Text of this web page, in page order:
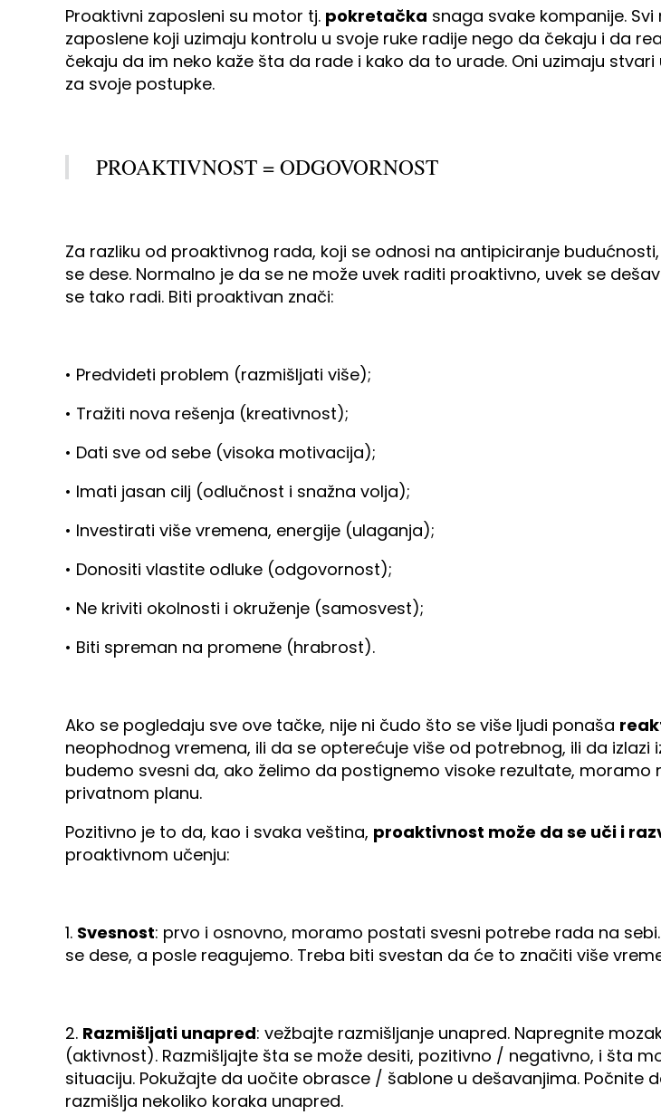
Proaktivni zaposleni su motor tj. pokretačka snaga svake kompanije.
zaposlene koji uzimaju kontrolu u svoje ruke radije nego da čekaju i da
čekaju da im neko kaže šta da rade i kako da to urade. Oni uzimaju
za svoje postupke.
PROAKTIVNOST = ODGOVORNOST
Za razliku od proaktivnog rada, koji se odnosi na antipiciranje
se dese. Normalno je da se ne može uvek raditi proaktivno, uvek se
se tako radi. Biti proaktivan znači:
• Predvideti problem (razmišljati više);
• Tražiti nova rešenja (kreativnost);
• Dati sve od sebe (visoka motivacija);
• Imati jasan cilj (odlučnost i snažna volja);
• Investirati više vremena, energije (ulaganja);
• Donositi vlastite odluke (odgovornost);
• Ne kriviti okolnosti i okruženje (samosvest);
• Biti spreman na promene (hrabrost).
Ako se pogledaju sve ove tačke, nije ni čudo što se više ljudi ponaša
neophodnog vremena, ili da se opterećuje više od potrebnog, ili da
budemo svesni da, ako želimo da postignemo visoke rezultate,
privatnom planu.
Pozitivno je to da, kao i svaka veština, proaktivnost može da se uči i
proaktivnom učenju:
1. Svesnost: prvo i osnovno, moramo postati svesni potrebe rada na
se dese, a posle reagujemo. Treba biti svestan da će to značiti više
2. Razmišljati unapred: vežbajte razmišljanje unapred. Napregnite
(aktivnost). Razmišljajte šta se može desiti, pozitivno / negativno, i šta
situaciju. Pokužajte da uočite obrasce / šablone u dešavanjima. Počnite
razmišlja nekoliko koraka unapred.